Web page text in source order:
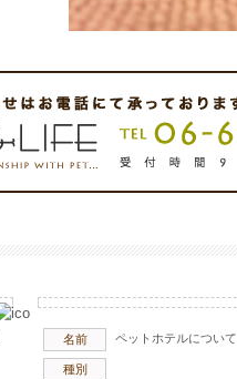
名前 ペットホテルについて
種別